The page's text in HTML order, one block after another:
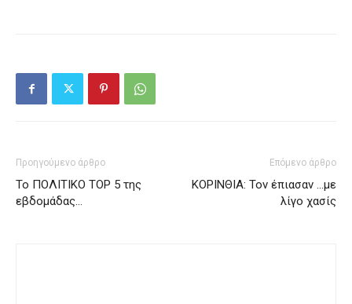
Προηγούμενο άρθρο
Το ΠΟΛΙΤΙΚΟ ΤΟΡ 5 της
εβδομάδας…
Επόμενο άρθρο
ΚΟΡΙΝΘΙΑ: Τον έπιασαν …με
λίγο χασίς